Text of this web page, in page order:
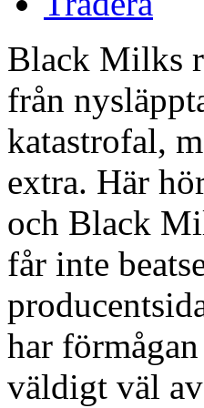
Black Milks
från
katastrofal,
extra. Här
och Black
får inte
har
väldigt väl